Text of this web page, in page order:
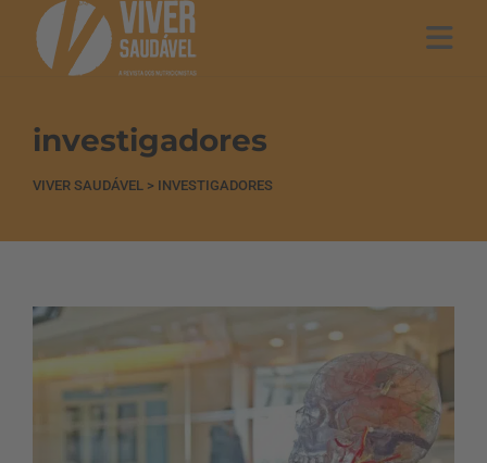
investigadores
VIVER SAUDÁVEL > INVESTIGADORES